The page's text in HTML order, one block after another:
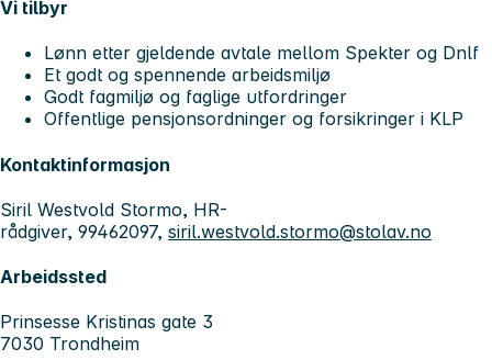
Vi tilbyr
Lønn etter gjeldende avtale mellom Spekter og Dnlf
Et godt og spennende arbeidsmiljø
Godt fagmiljø og faglige utfordringer
Offentlige pensjonsordninger og forsikringer i KLP
Kontaktinformasjon
Siril Westvold Stormo, HR-
rådgiver, 99462097, siril.westvold.stormo@stolav.no
Arbeidssted
Prinsesse Kristinas gate 3
7030 Trondheim